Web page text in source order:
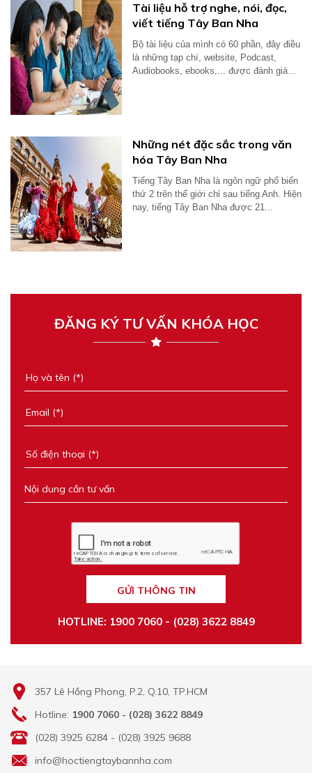
Tài liệu hỗ trợ nghe, nói, đọc,
viết tiếng Tây Ban Nha
Bộ tài liệu của mình có 60 phần, đây điều
là những tạp chí, website, Podcast,
Audiobooks, ebooks,... được đánh giá...
Những nét đặc sắc trong văn
hóa Tây Ban Nha
Tiếng Tây Ban Nha là ngôn ngữ phổ biến
thứ 2 trên thế giới chỉ sau tiếng Anh. Hiện
nay, tiếng Tây Ban Nha được 21...
ĐĂNG KÝ TƯ VẤN KHÓA HỌC
GỬI THÔNG TIN
HOTLINE: 1900 7060 - (028) 3622 8849
357 Lê Hồng Phong, P.2, Q.10, TP.HCM
Hotline: 1900 7060 - (028) 3622 8849
(028) 3925 6284 - (028) 3925 9688
info@hoctiengtaybannha.com